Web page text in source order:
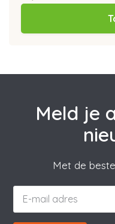
Meld je
Met de